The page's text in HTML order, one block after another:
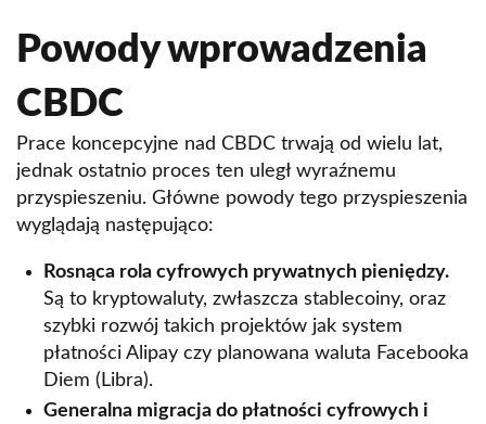
Powody wprowadzenia
CBDC
Prace koncepcyjne nad CBDC trwają od wielu lat,
jednak ostatnio proces ten uległ wyraźnemu
przyspieszeniu. Główne powody tego przyspieszenia
wyglądają następująco:
Rosnąca rola cyfrowych prywatnych pieniędzy.
Są to kryptowaluty, zwłaszcza stablecoiny, oraz
szybki rozwój takich projektów jak system
płatności Alipay czy planowana waluta Facebooka
Diem (Libra).
Generalna migracja do płatności cyfrowych i